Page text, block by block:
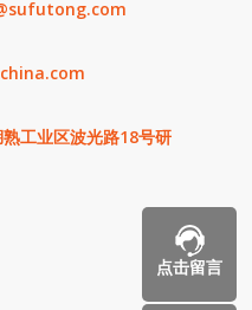
工业区波光路18号研
点击留言